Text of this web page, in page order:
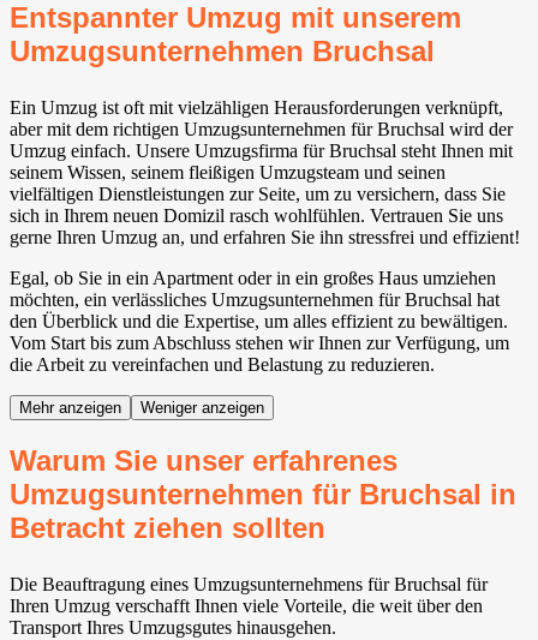
Entspannter Umzug mit unserem
Umzugsunternehmen Bruchsal
Ein Umzug ist oft mit vielzähligen Herausforderungen verknüpft,
aber mit dem richtigen Umzugsunternehmen für Bruchsal wird der
Umzug einfach. Unsere Umzugsfirma für Bruchsal steht Ihnen mit
seinem Wissen, seinem fleißigen Umzugsteam und seinen
vielfältigen Dienstleistungen zur Seite, um zu versichern, dass Sie
sich in Ihrem neuen Domizil rasch wohlfühlen. Vertrauen Sie uns
gerne Ihren Umzug an, und erfahren Sie ihn stressfrei und effizient!
Egal, ob Sie in ein Apartment oder in ein großes Haus umziehen
möchten, ein verlässliches Umzugsunternehmen für Bruchsal hat
den Überblick und die Expertise, um alles effizient zu bewältigen.
Vom Start bis zum Abschluss stehen wir Ihnen zur Verfügung, um
die Arbeit zu vereinfachen und Belastung zu reduzieren.
Mehr anzeigen Weniger anzeigen
Warum Sie unser erfahrenes
Umzugsunternehmen für Bruchsal in
Betracht ziehen sollten
Die Beauftragung eines Umzugsunternehmens für Bruchsal für
Ihren Umzug verschafft Ihnen viele Vorteile, die weit über den
Transport Ihres Umzugsgutes hinausgehen.